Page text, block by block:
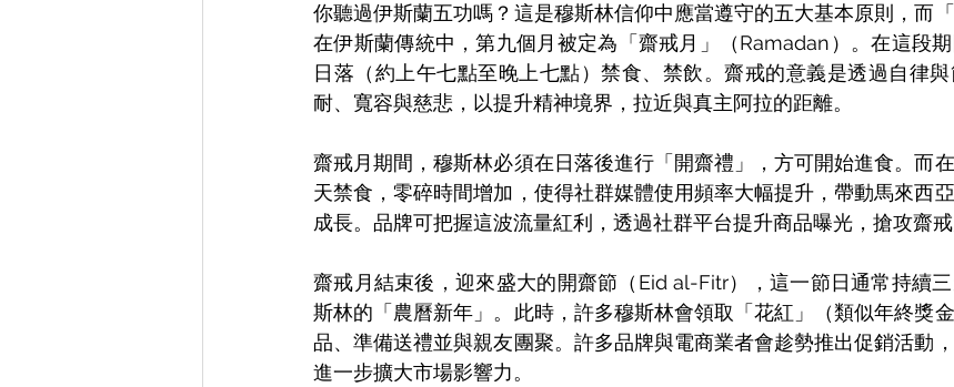
你聽過伊斯蘭五功嗎？這是穆斯林信仰中應當遵守的五大基本原則，而「
在伊斯蘭傳統中，第九個月被定為「齋戒月」（Ramadan）。在這段
日落（約上午七點至晚上七點）禁食、禁飲。齋戒的意義是透過自律
耐、寬容與慈悲，以提升精神境界，拉近與真主阿拉的距離。
齋戒月期間，穆斯林必須在日落後進行「開齋禮」，方可開始進食。而
天禁食，零碎時間增加，使得社群媒體使用頻率大幅提升，帶動馬來西
成長。品牌可把握這波流量紅利，透過社群平台提升商品曝光，搶攻齋戒
齋戒月結束後，迎來盛大的開齋節（Eid al-Fitr），這一節日通常持續
斯林的「農曆新年」。此時，許多穆斯林會領取「花紅」（類似年終獎
品、準備送禮並與親友團聚。許多品牌與電商業者會趁勢推出促銷活動
進一步擴大市場影響力。